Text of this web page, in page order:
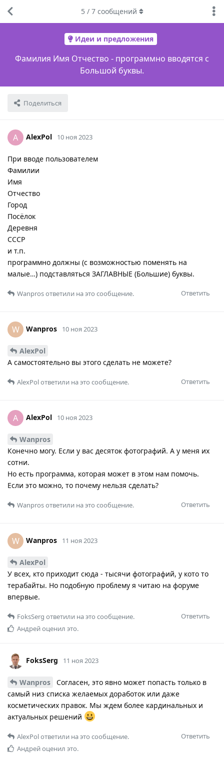
Идеи и предложения
Фамилия Имя Отчество - программно вводятся с
Большой буквы.
Поделиться
5 / 7сообщений
A AlexPol 10 ноя 2023
При вводе пользователем
Фамилии
Имя
Отчество
Город
Посёлок
Деревня
СССР
и т.п.
программно должны (с возможностью поменять на
малые…) подставляться ЗАГЛАВНЫЕ (Большие) буквы.
Ответить
Wanprosответили на это сообщение.
W Wanpros 10 ноя 2023
AlexPol
А самостоятельно вы этого сделать не можете?
Ответить
AlexPolответили на это сообщение.
A AlexPol 10 ноя 2023
Wanpros
Конечно могу. Если у вас десяток фотографий. А у меня их
сотни.
Но есть программа, которая может в этом нам помочь.
Если это можно, то почему нельзя сделать?
Ответить
Wanprosответили на это сообщение.
W Wanpros 11 ноя 2023
AlexPol
У всех, кто приходит сюда - тысячи фотографий, у кото то
терабайты. Но подобную проблему я читаю на форуме
впервые.
Ответить
FoksSerg ответили на это сообщение.
Андрейоценил это.
FoksSerg 11 ноя 2023
Wanpros
Согласен, это явно может попасть только в
самый низ списка желаемых доработок или даже
косметических правок. Мы ждем более кардинальных и
актуальных решений
Ответить
AlexPolответили на это сообщение.
Андрейоценил это.